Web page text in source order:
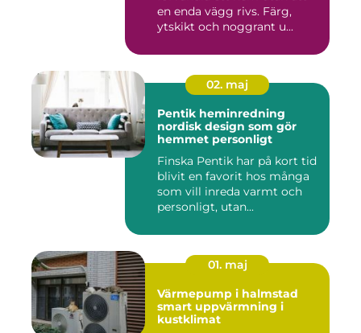
en enda vägg rivs. Färg,
ytskikt och noggrant u...
02. maj
Pentik heminredning
nordisk design som gör
hemmet personligt
Finska Pentik har på kort tid
blivit en favorit hos många
som vill inreda varmt och
personligt, utan...
01. maj
Värmepump i halmstad
smart uppvärmning i
kustklimat